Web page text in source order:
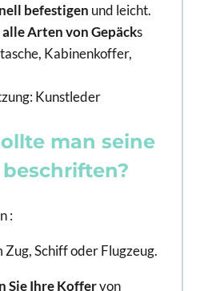
befestigen und leicht.
alle Arten von Gepäcks
Kabinenkoffer,
Kunstleder
man seine
:
Zug, Schiff oder Flugzeug.
Sie Ihre Koffervon